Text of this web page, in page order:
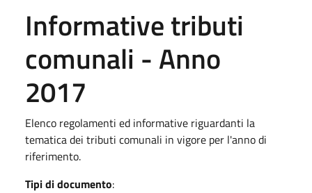
Informative tributi
comunali - Anno
2017
Elenco regolamenti ed informative riguardanti la
tematica dei tributi comunali in vigore per l'anno di
riferimento.
Tipi di documento: